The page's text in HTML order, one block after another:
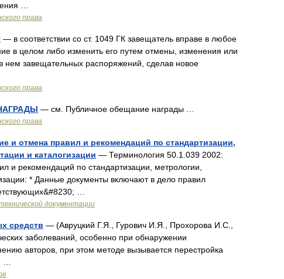
…
права
— в соответствии со ст. 1049 ГК завещатель вправе в любое
в целом либо изменить его путем отмены, изменения или
нем завещательных распоряжений, сделав новое
права
— см. Публичное обещание награды …
права
и отмена правил и рекомендаций по стандартизации,
и каталогизации — Терминология 50.1.039 2002:
и рекомендаций по стандартизации, метрологии,
* Данные документы включают в дело правил
…
документации
средств — (Авруцкий Г.Я., Гурович И.Я., Прохорова И.С.,
заболеваний, особенно при обнаружении
авторов, при этом методе вызывается перестройка
…